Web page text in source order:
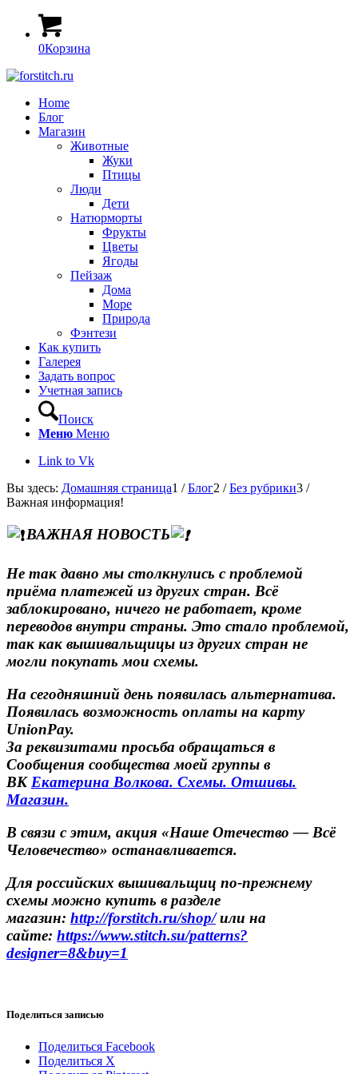
0Корзина
Home
Блог
Магазин
Животные
Жуки
Птицы
Люди
Дети
Натюрморты
Фрукты
Цветы
Ягоды
Пейзаж
Дома
Море
Природа
Фэнтези
Как купить
Галерея
Задать вопрос
Учетная запись
Поиск
Меню Меню
Link to Vk
Вы здесь: Домашняя страница1 / Блог2 / Без рубрики3 /
Важная информация!
ВАЖНАЯ НОВОСТЬ
Не так давно мы столкнулись с проблемой
приёма платежей из других стран. Всё
заблокировано, ничего не работает, кроме
переводов внутри страны. Это стало проблемой,
так как вышивальщицы из других стран не
могли покупать мои схемы.
На сегодняшний день появилась альтернатива.
Появилась возможность оплаты на карту
UnionPay.
За реквизитами просьба обращаться в
Сообщения сообщества моей группы в
ВК Екатерина Волкова. Схемы. Отшивы.
Магазин.
В связи с этим, акция «Наше Отечество — Всё
Человечество» останавливается.
Для российских вышивальщиц по-прежнему
схемы можно купить в разделе
магазин: http://forstitch.ru/shop/или на
сайте: https://www.stitch.su/patterns?
designer=8&buy=1
Поделиться записью
Поделиться Facebook
Поделиться X